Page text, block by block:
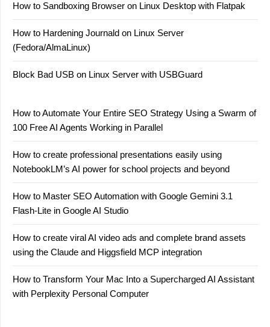
How to Sandboxing Browser on Linux Desktop with Flatpak
How to Hardening Journald on Linux Server
(Fedora/AlmaLinux)
Block Bad USB on Linux Server with USBGuard
How to Automate Your Entire SEO Strategy Using a Swarm of
100 Free AI Agents Working in Parallel
How to create professional presentations easily using
NotebookLM’s AI power for school projects and beyond
How to Master SEO Automation with Google Gemini 3.1
Flash-Lite in Google AI Studio
How to create viral AI video ads and complete brand assets
using the Claude and Higgsfield MCP integration
How to Transform Your Mac Into a Supercharged AI Assistant
with Perplexity Personal Computer